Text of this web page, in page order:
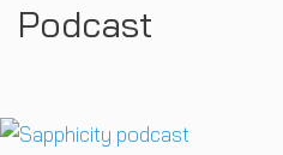
Podcast